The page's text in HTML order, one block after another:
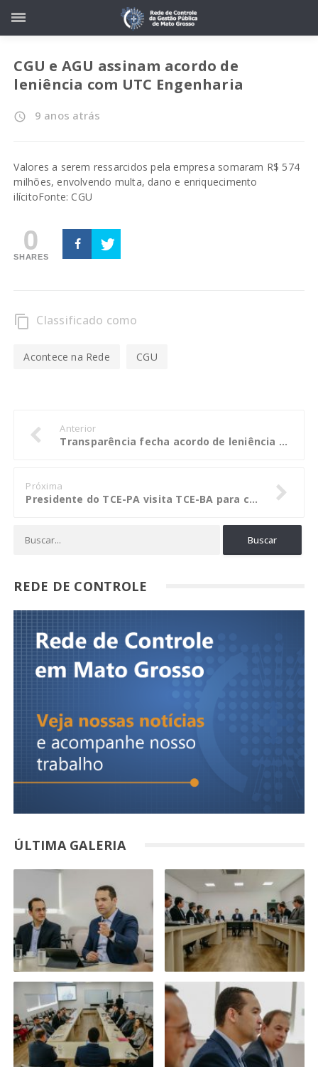
CGU e AGU assinam acordo de
leniência com UTC Engenharia
access_time 9 anos atrás
Valores a serem ressarcidos pela empresa somaram R$ 574
milhões, envolvendo multa, dano e enriquecimento
ilícitoFonte: CGU
0
SHARES
content_copy Classificado como
Acontece na Rede CGU
Anterior
Transparência fecha acordo de leniência com UTC que prevê pagamento de R$ 574 mi
Próxima
Presidente do TCE-PA visita TCE-BA para conhecer o processo de modernização eletrônica
REDE DE CONTROLE
ÚLTIMA GALERIA